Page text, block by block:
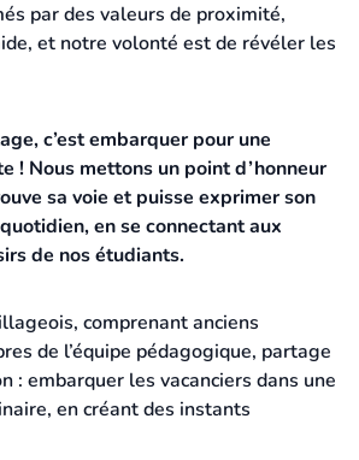
par des valeurs de proximité,
et notre volonté est de révéler les
c’est embarquer pour une
! Nous mettons un point d’honneur
sa voie et puisse exprimer son
en se connectant aux
de nos étudiants.
comprenant anciens
de l’équipe pédagogique, partage
: embarquer les vacanciers dans une
en créant des instants